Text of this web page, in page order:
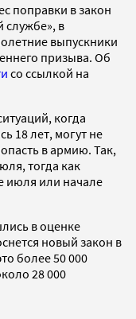
поправки в закон
службе», в
выпускники
призыва. Об
со ссылкой на
когда
18 лет, могут не
в армию. Так,
тогда как
июля или начале
в оценке
новый закон в
более 50 000
28 000